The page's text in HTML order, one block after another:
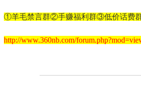
①羊毛禁言群②手赚福利群③低价话费
http://www.360nb.com/